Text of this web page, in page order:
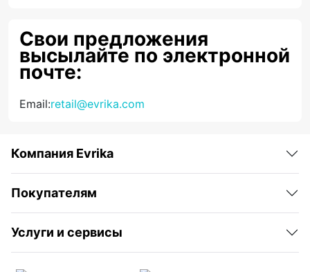
Свои предложения
высылайте по электронной
почте:
Email:retail@evrika.com
Компания Evrika
Покупателям
Услуги и сервисы